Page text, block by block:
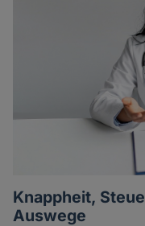
Knappheit,
Auswege